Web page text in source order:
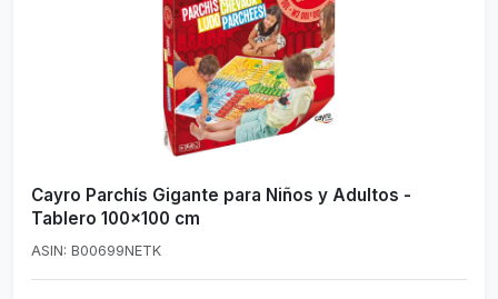
Cayro Parchís Gigante para Niños y Adultos -
Tablero 100x100 cm
ASIN: B00699NETK